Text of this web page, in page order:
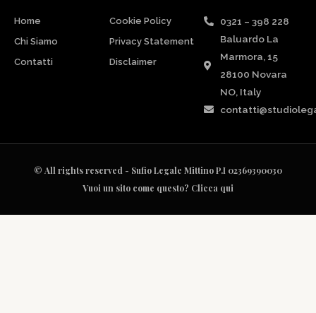
Home
Chi Siamo
Contatti
Cookie Policy
Privacy Statement
Disclaimer
0321 – 398 228
Baluardo La
Marmora, 15
28100 Novara
NO, Italy
© All rights reserved - Sufio Legale Mittino P.I 02369390030
Vuoi un sito come questo? Clicca qui